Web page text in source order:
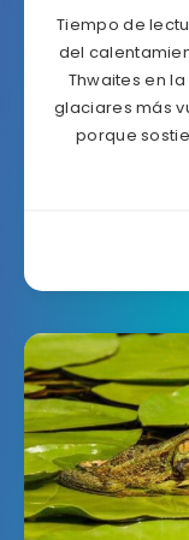
Tiempo de
del
Thwaites en
glaciares más
porque